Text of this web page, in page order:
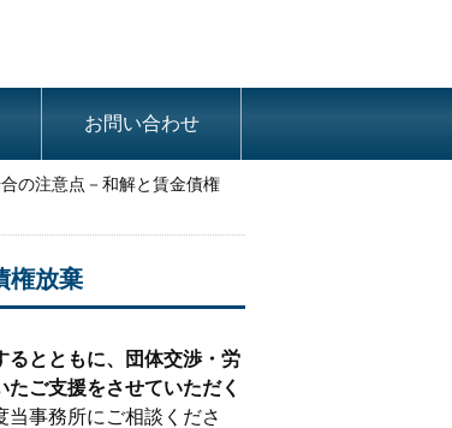
お問い合わせ
の注意点－和解と賃金債権
権放棄
るとともに、団体交渉・労
ご支援をさせていただく
事務所にご相談くださ